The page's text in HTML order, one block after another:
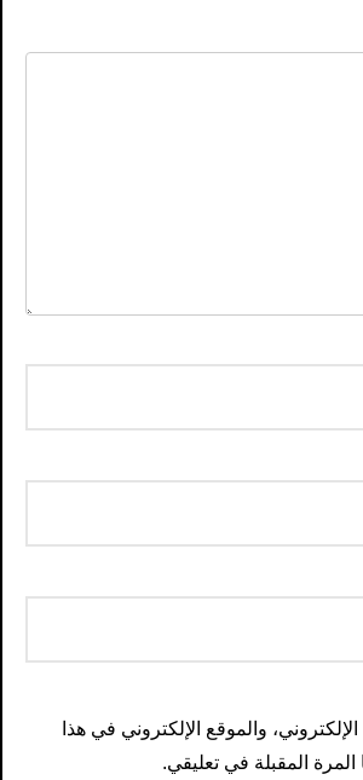
والموقع الإلكتروني في هذا
المرة المقبلة في تعليقي.